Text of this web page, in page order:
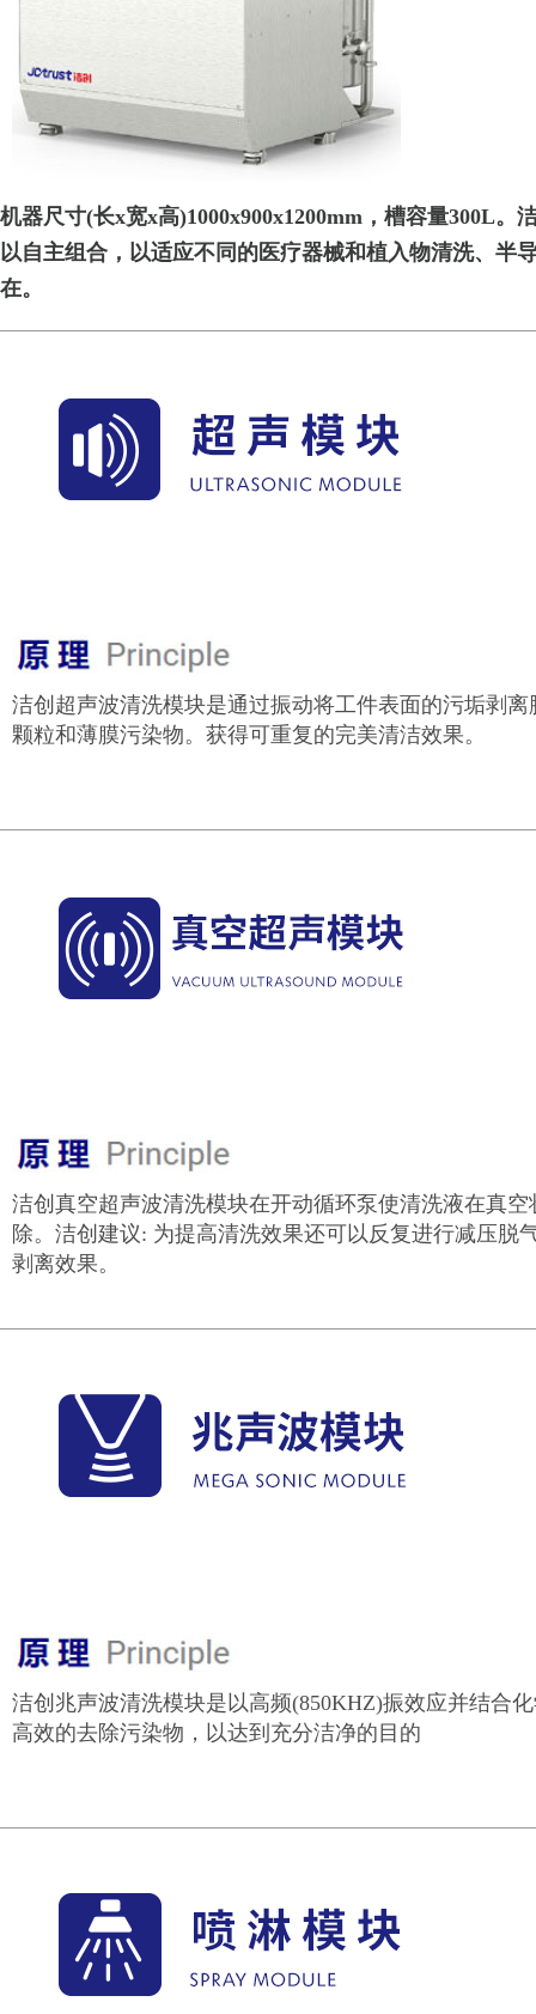
机器尺寸(长x宽x高)1000x900x1200mm，槽容量300L
以自主组合，以适应不同的医疗器械和植入物清洗、半
在。
洁创超声波清洗模块是通过振动将工件表面的污垢剥
颗粒和薄膜污染物。获得可重复的完美清洁效果。
洁创真空超声波清洗模块在开动循环泵使清洗液在真
除。洁创建议: 为提高清洗效果还可以反复进行减压脱
剥离效果。
洁创兆声波清洗模块是以高频(850KHZ)振效应并结合
高效的去除污染物，以达到充分洁净的目的